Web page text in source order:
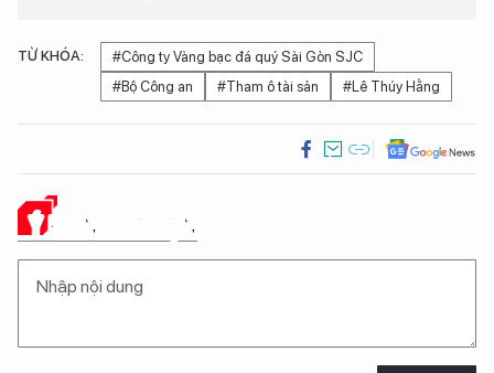
TỪ KHÓA:
#Công ty Vàng bạc đá quý Sài Gòn SJC
#Bộ Công an
#Tham ô tài sản #Lê Thúy Hằng
Ý KIẾN CỦA BẠN